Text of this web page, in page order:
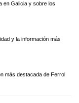
en Galicia y sobre los
y la información más
más destacada de Ferrol